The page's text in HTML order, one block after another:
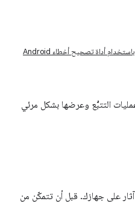
الاختبار المحلي: استرداد عمليات التتبُّع باستخدام أداة تصحيح أخطاء Android
التتبُّع وعرضها بشكل مرئي
على جهازك. قبل أن تتمكّن من